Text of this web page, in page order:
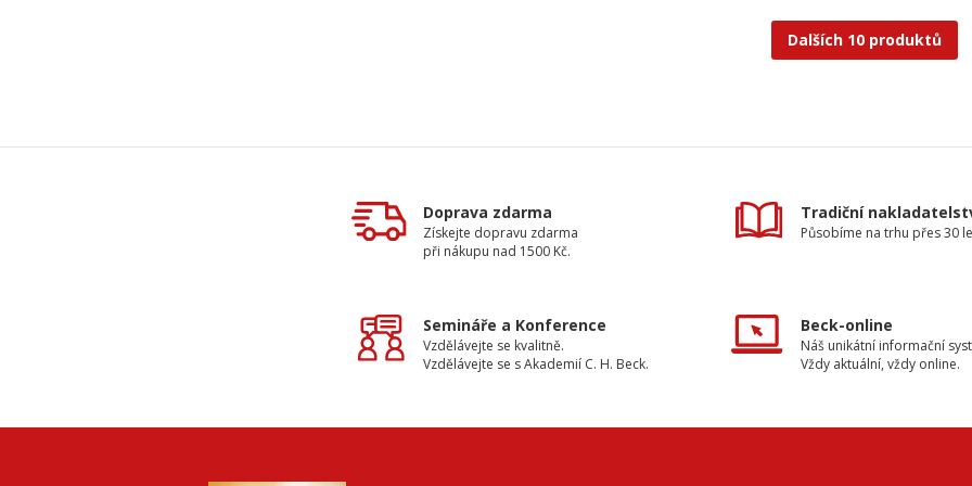
Dalších 10 produktů
Doprava zdarma
Získejte dopravu zdarma
při nákupu nad 1500 Kč.
Tradiční
Působíme na trhu přes 30
Semináře a Konference
Vzdělávejte se kvalitně.
Vzdělávejte se s Akademií C. H. Beck.
Beck-online
Náš unikátní informační
Vždy aktuální, vždy online.